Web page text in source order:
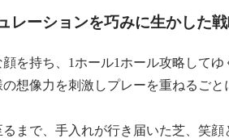
レーションを巧みに生かした
を持ち、1ホール1ホール攻略してゆ
想像力を刺激しプレーを重ねるご
まで、手入れが行き届いた芝、笑